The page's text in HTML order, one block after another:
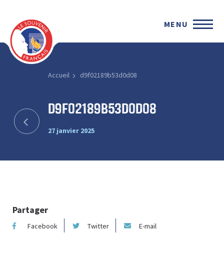
MENU
Accueil d9f02189b53d0d08
d9f02189b53d0d08
27 janvier 2025
Partager
Facebook Twitter E-mail